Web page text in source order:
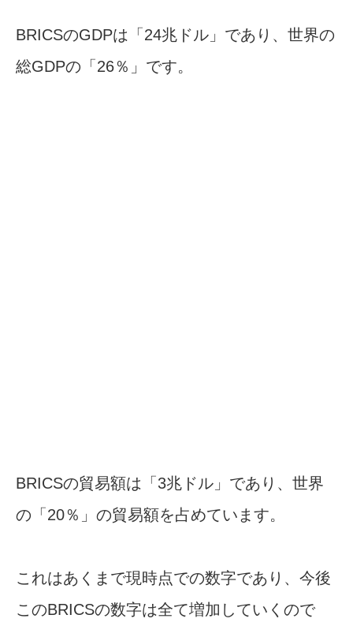
BRICSのGDPは「24兆ドル」であり、世界の
総GDPの「26％」です。
BRICSの貿易額は「3兆ドル」であり、世界
の「20％」の貿易額を占めています。
これはあくまで現時点での数字であり、今後
このBRICSの数字は全て増加していくので